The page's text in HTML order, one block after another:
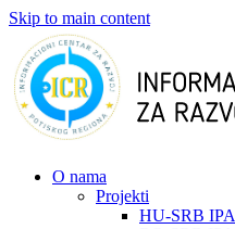
Skip to main content
О nama
Projekti
HU-SRB IPA